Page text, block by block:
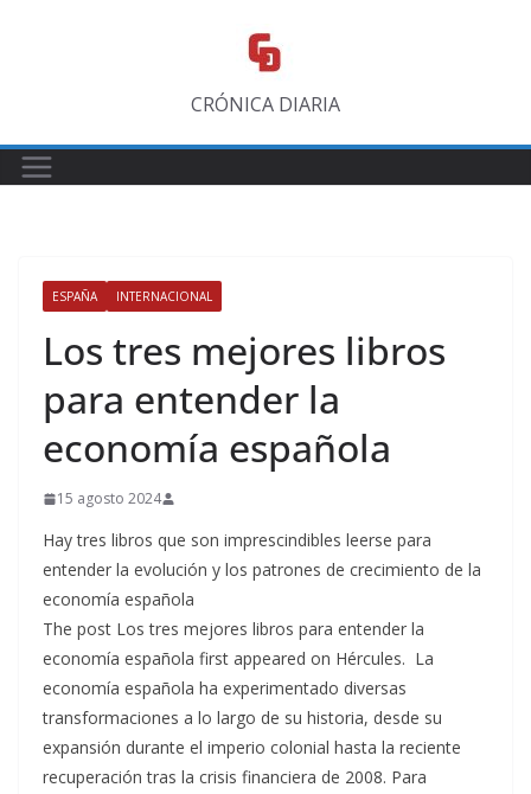
CRÓNICA DIARIA
ESPAÑA INTERNACIONAL
Los tres mejores libros
para entender la
economía española
15 agosto 2024
Hay tres libros que son imprescindibles leerse para
entender la evolución y los patrones de crecimiento de la
economía española
The post Los tres mejores libros para entender la
economía española first appeared on Hércules. La
economía española ha experimentado diversas
transformaciones a lo largo de su historia, desde su
expansión durante el imperio colonial hasta la reciente
recuperación tras la crisis financiera de 2008. Para